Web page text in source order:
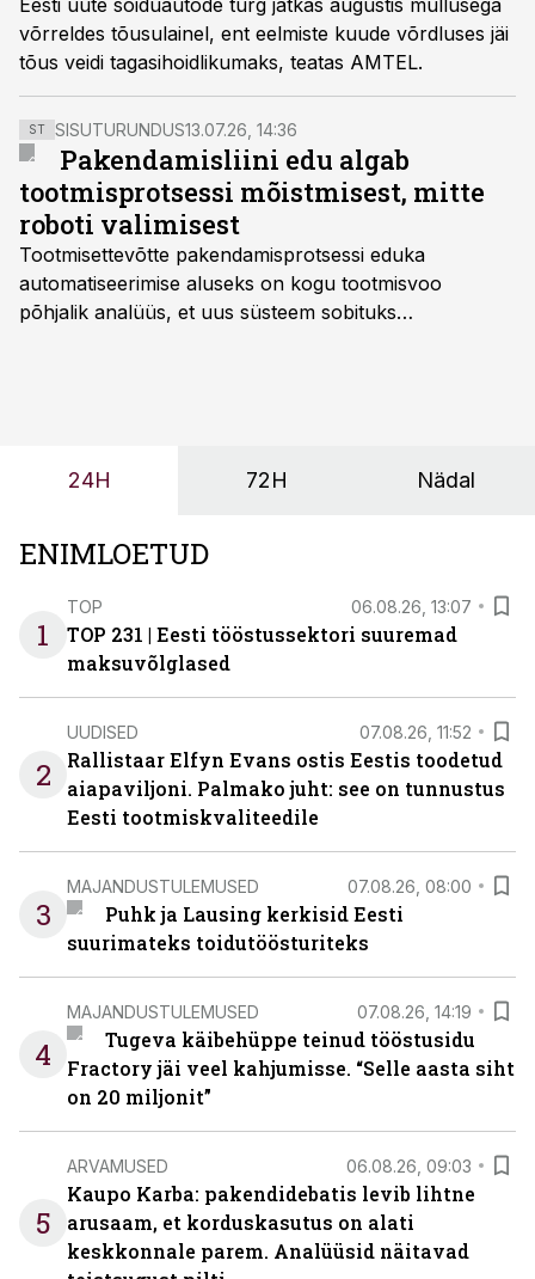
Eesti uute sõiduautode turg jätkas augustis mullusega
võrreldes tõusulainel, ent eelmiste kuude võrdluses jäi
tõus veidi tagasihoidlikumaks, teatas AMTEL.
ST SISUTURUNDUS13.07.26, 14:36
Pakendamisliini edu algab
tootmisprotsessi mõistmisest, mitte
roboti valimisest
Tootmisettevõtte pakendamisprotsessi eduka
automatiseerimise aluseks on kogu tootmisvoo
põhjalik analüüs, et uus süsteem sobituks
OÜ tegevjuht Sander Mitendorf.
24H 72H Nädal
ENIMLOETUD
1
TOP 06.08.26, 13:07
TOP 231 | Eesti tööstussektori suuremad
maksuvõlglased
2
UUDISED 07.08.26, 11:52
Rallistaar Elfyn Evans ostis Eestis toodetud
aiapaviljoni. Palmako juht: see on tunnustus
Eesti tootmiskvaliteedile
3
MAJANDUSTULEMUSED 07.08.26, 08:00
Puhk ja Lausing kerkisid Eesti
suurimateks toidutöösturiteks
4
MAJANDUSTULEMUSED 07.08.26, 14:19
Tugeva käibehüppe teinud tööstusidu
Fractory jäi veel kahjumisse. “Selle aasta siht
on 20 miljonit”
5
ARVAMUSED 06.08.26, 09:03
Kaupo Karba: pakendidebatis levib lihtne
arusaam, et korduskasutus on alati
keskkonnale parem. Analüüsid näitavad